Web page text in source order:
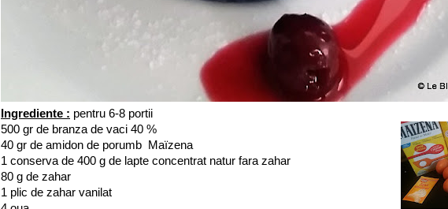
Ingrediente : pentru 6-8 portii
500 gr de branza de vaci 40 %
40 gr de amidon de porumb Maïzena
1 conserva de 400 g de lapte concentrat natur fara zahar
80 g de zahar
1 plic de zahar vanilat